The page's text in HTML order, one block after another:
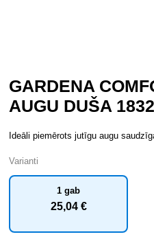
GARDENA
AUGU DUŠA
Ideāli piemērots jutīgu augu
Varianti
1 gab
25,04 €